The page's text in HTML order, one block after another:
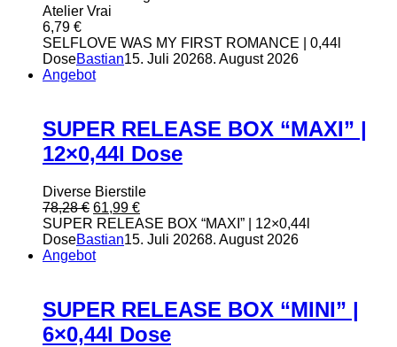
Atelier Vrai
6,79 €
SELFLOVE WAS MY FIRST ROMANCE | 0,44l
DoseBastian15. Juli 20268. August 2026
Angebot
SUPER RELEASE BOX “MAXI” |
12×0,44l Dose
Diverse Bierstile
78,28€ Ursprünglicher
Preis
war:
78,28 €
61,99 €Aktueller
Preis
ist:
SUPER RELEASE BOX “MAXI” | 12×0,44l
DoseBastian15. Juli 20268. August 2026
Angebot
SUPER RELEASE BOX “MINI” |
6×0,44l Dose